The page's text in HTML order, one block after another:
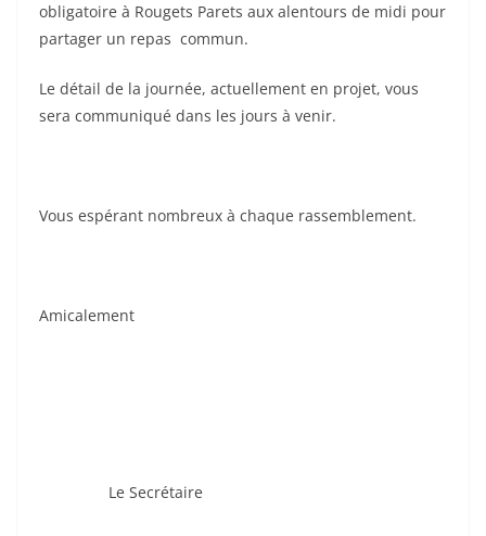
obligatoire à Rougets Parets aux alentours de midi pour
partager un repas commun.
Le détail de la journée, actuellement en projet, vous
sera communiqué dans les jours à venir.
Vous espérant nombreux à chaque rassemblement.
Amicalement
Le Secrétaire